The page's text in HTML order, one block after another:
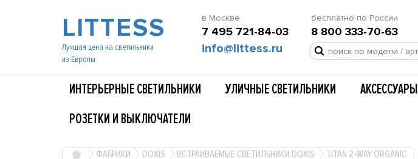
LITTESS
Лучшая цена на светильники
из Европы
в Москве
7 495 721-84-03
бесплатно по России
8 800 333-70-63
info@littess.ru
ИНТЕРЬЕРНЫЕ СВЕТИЛЬНИКИ УЛИЧНЫЕ СВЕТИЛЬНИКИ АКСЕССУАРЫ
РОЗЕТКИ И ВЫКЛЮЧАТЕЛИ
ФАБРИКИ DOXIS ВСТРАИВАЕМЫЕ СВЕТИЛЬНИКИ DOXIS TITAN 2-WAY ORGANIC